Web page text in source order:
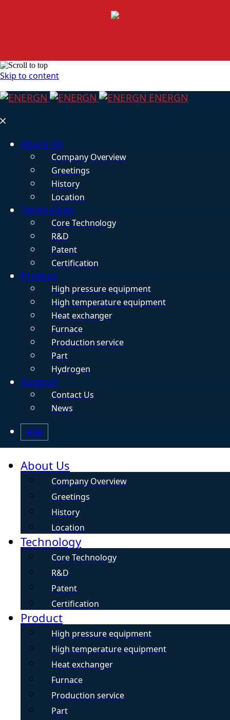
Skip to content
ENERGN
About Us
Company Overview
Greetings
History
Location
Technology
Core Technology
R&D
Patent
Certification
Product
High pressure equipment
High temperature equipment
Heat exchanger
Furnace
Production service
Part
Hydrogen
Support
Contact Us
News
KOR
About Us
Company Overview
Greetings
History
Location
Technology
Core Technology
R&D
Patent
Certification
Product
High pressure equipment
High temperature equipment
Heat exchanger
Furnace
Production service
Part